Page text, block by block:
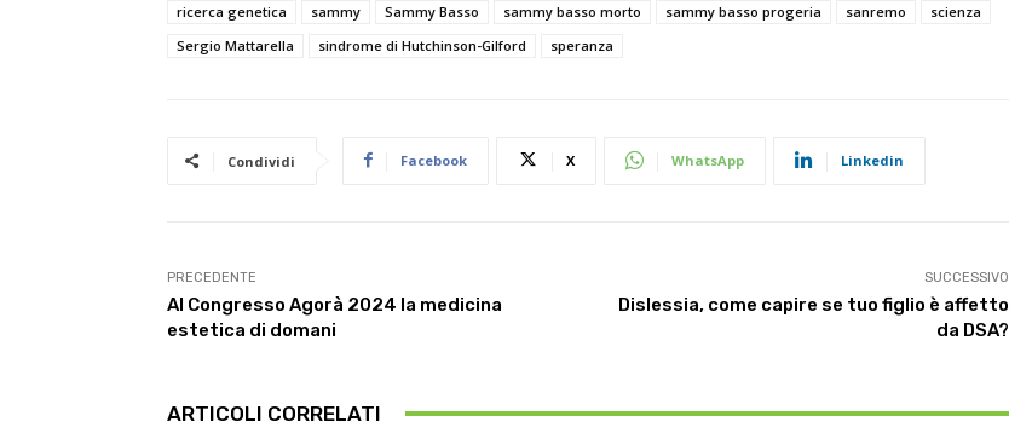
ricerca genetica
sammy Sammy Basso sammy basso morto sammy basso progeria sanremo
scienza
Sergio Mattarella
sindrome di Hutchinson-Gilford speranza
Condividi Facebook X WhatsApp Linkedin
PRECEDENTE
Al Congresso Agorà 2024 la medicina
estetica di domani
SUCCESSIVO
Dislessia, come capire se tuo figlio è affetto
da DSA?
ARTICOLI CORRELATI